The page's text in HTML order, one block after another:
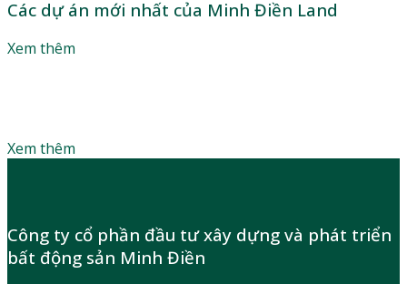
Các dự án mới nhất của Minh Điền Land
Xem thêm
Xem thêm
Công ty cổ phần đầu tư xây dựng và phát triển
bất động sản Minh Điền